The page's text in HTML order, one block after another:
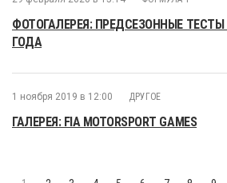
ФОТОГАЛЕРЕЯ: ПРЕДСЕЗОННЫЕ
ГОДА
1 ноября 2019 в 12:00 ДРУГОЕ
ГАЛЕРЕЯ: FIA MOTORSPORT GAMES